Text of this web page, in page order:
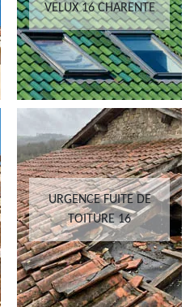
VELUX 16 CHARENTE
URGENCE FUITE DE
TOITURE 16